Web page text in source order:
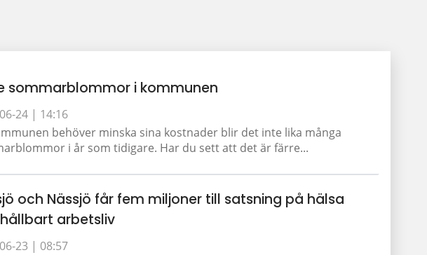
sommarblommor i kommunen
24 | 14:16
behöver minska sina kostnader blir det inte lika många
i år som tidigare. Har du sett att det är färre...
och Nässjö får fem miljoner till satsning på hälsa
arbetsliv
23 | 08:57